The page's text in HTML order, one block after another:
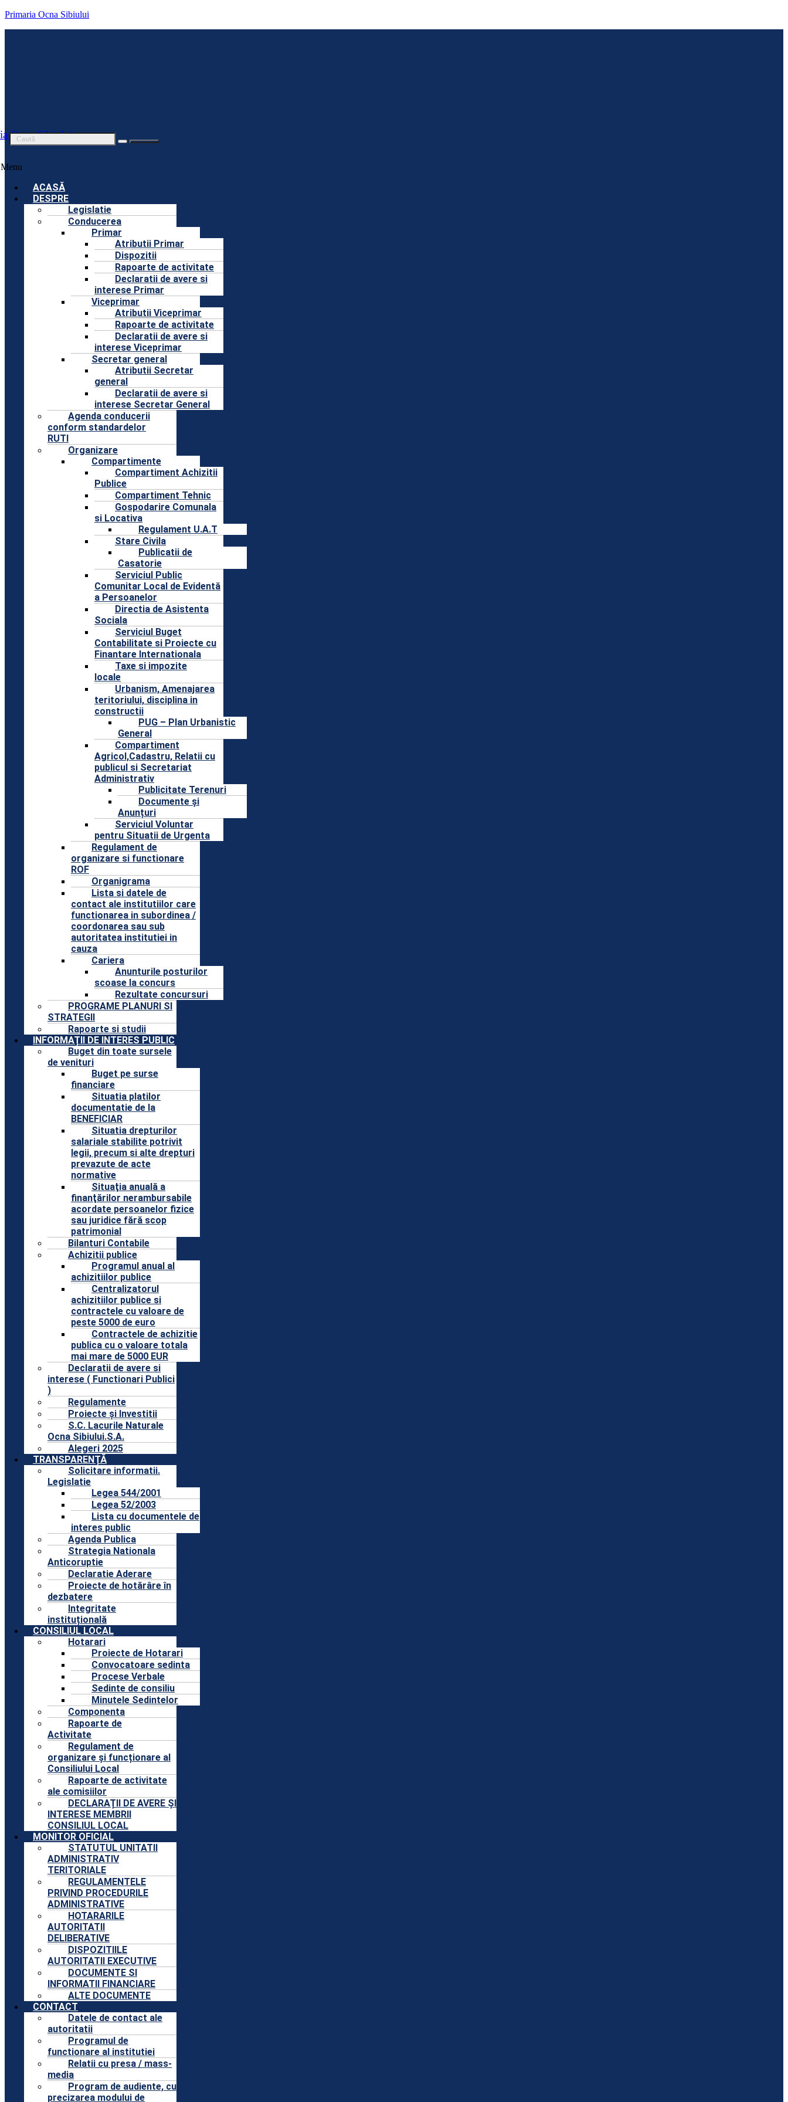
Primaria Ocna Sibiului
Ocna Sibiului
Menu
ACASĂ
DESPRE
Legislatie
Conducerea
Primar
Atributii Primar
Dispozitii
Rapoarte de activitate
Declaratii de avere si
interese Primar
Viceprimar
Atributii Viceprimar
Rapoarte de activitate
Declaratii de avere si
interese Viceprimar
Secretar general
Atributii Secretar
general
Declaratii de avere si
interese Secretar General
Agenda conducerii
conform standardelor
RUTI
Organizare
Compartimente
Compartiment Achizitii
Publice
Compartiment Tehnic
Gospodarire Comunala
si Locativa
Regulament U.A.T
Stare Civila
Publicatii de
Casatorie
Serviciul Public
Comunitar Local de Evidentă
a Persoanelor
Directia de Asistenta
Sociala
Serviciul Buget
Contabilitate si Proiecte cu
Finantare Internationala
Taxe si impozite
locale
Urbanism, Amenajarea
teritoriului, disciplina in
constructii
PUG – Plan Urbanistic
General
Compartiment
Agricol,Cadastru, Relatii cu
publicul si Secretariat
Administrativ
Publicitate Terenuri
Documente și
Anunțuri
Serviciul Voluntar
pentru Situatii de Urgenta
Regulament de
organizare si functionare
ROF
Organigrama
Lista si datele de
contact ale institutiilor care
functionarea in subordinea /
coordonarea sau sub
autoritatea institutiei in
cauza
Cariera
Anunturile posturilor
scoase la concurs
Rezultate concursuri
PROGRAME PLANURI SI
STRATEGII
Rapoarte si studii
INFORMAȚII DE INTERES PUBLIC
Buget din toate sursele
de venituri
Buget pe surse
financiare
Situatia platilor
documentatie de la
BENEFICIAR
Situatia drepturilor
salariale stabilite potrivit
legii, precum si alte drepturi
prevazute de acte
normative
Situaţia anuală a
finanţărilor nerambursabile
acordate persoanelor fizice
sau juridice fără scop
patrimonial
Bilanturi Contabile
Achizitii publice
Programul anual al
achizitiilor publice
Centralizatorul
achizitiilor publice si
contractele cu valoare de
peste 5000 de euro
Contractele de achizitie
publica cu o valoare totala
mai mare de 5000 EUR
Declaratii de avere si
interese ( Functionari Publici
)
Regulamente
Proiecte și Investitii
S.C. Lacurile Naturale
Ocna Sibiului.S.A.
Alegeri 2025
TRANSPARENȚĂ
Solicitare informatii.
Legislatie
Legea 544/2001
Legea 52/2003
Lista cu documentele de
interes public
Agenda Publica
Strategia Nationala
Anticoruptie
Declaratie Aderare
Proiecte de hotărâre în
dezbatere
Integritate
instituțională
CONSILIUL LOCAL
Hotarari
Proiecte de Hotarari
Convocatoare sedinta
Procese Verbale
Sedinte de consiliu
Minutele Sedintelor
Componenta
Rapoarte de
Activitate
Regulament de
organizare și funcționare al
Consiliului Local
Rapoarte de activitate
ale comisiilor
DECLARAȚII DE AVERE ȘI
INTERESE MEMBRII
CONSILIUL LOCAL
MONITOR OFICIAL
STATUTUL UNITATII
ADMINISTRATIV
TERITORIALE
REGULAMENTELE
PRIVIND PROCEDURILE
ADMINISTRATIVE
HOTARARILE
AUTORITATII
DELIBERATIVE
DISPOZITIILE
AUTORITATII EXECUTIVE
DOCUMENTE SI
INFORMATII FINANCIARE
ALTE DOCUMENTE
CONTACT
Datele de contact ale
autoritatii
Programul de
functionare al institutiei
Relatii cu presa / mass-
media
Program de audiente, cu
precizarea modului de